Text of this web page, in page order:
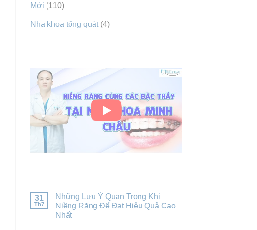
Mới (110)
Nha khoa tổng quát(4)
31
Th7
Những Lưu Ý Quan Trọng Khi
Niềng Răng Để Đạt Hiệu Quả Cao
Nhất